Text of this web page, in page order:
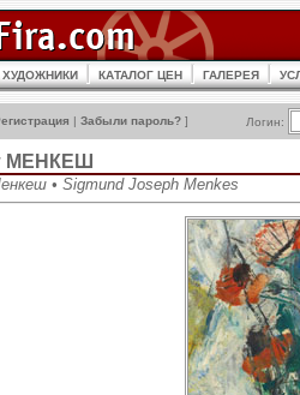
ХУДОЖНИКИ КАТАЛОГ ЦЕН ГАЛЕРЕЯ
| Забыли пароль? ] Логин:
МЕНКЕШ
• Sigmund Joseph Menkes